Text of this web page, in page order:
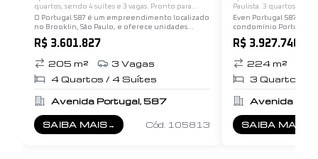
quartos, sendo 4 suítes e 3 vagas. Pronto para
morar.
O Portugal 587 é um empreendimento localizado
no Brooklin, São Paulo, e oferece unidades
residenciais sofisticadas e exclusivas. Aqui estão
alguns detalhes sobre essas unidades: Tamanho e
R$ 3.601.827
205 m² 3 Vagas
4Quartos / 4 Suítes
Avenida Portugal, 587
SAIBA MAIS
SOBREPORTUGAL 587
→ Cód. 105813
Paulista. 3 quartos,
Pronto para morar.
Even Portugal 587 A
condomínio Portugal
experiência residencial
localização privilegiada.
R$ 3.927.740
224m²
3 Quartos /
Avenida
SAIBA MAIS
SOBREEVEN